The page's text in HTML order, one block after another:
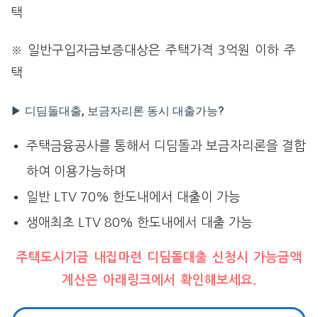
택
※ 일반구입자금보증대상은 주택가격 3억원 이하 주
택
▶ 디딤돌대출, 보금자리론 동시 대출가능?
주택금융공사를 통해서 디딤돌과 보금자리론을 결합
하여 이용가능하며
일반 LTV 70% 한도내에서 대출이 가능
생애최초 LTV 80% 한도내에서 대출 가능
주택도시기금 내집마련 디딤돌대출 신청시 가능금액
계산은 아래링크에서 확인해보세요.